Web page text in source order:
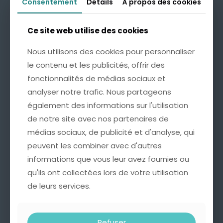
Emballage Cadeau avec
Carte Personnalisée
Cette option est idéale pour offrir un bijou
accompagné d’un mot doux, à l’occasion d’un
anniversaire, d’une fête ou de tout autre moment
important.
* Une pochette soignée, ornée d’un nœud doré
pour une présentation raffinée.
* Une carte sur laquelle nous pouvons inscrire un
mot personnalisé au verso (100 caractères max).
Informations complémentaires
Consentement Détails À propos des cookies
Ce site web utilise des cookies
Nous utilisons des cookies pour personnaliser
le contenu et les publicités, offrir des
fonctionnalités de médias sociaux et
analyser notre trafic. Nous partageons
également des informations sur l'utilisation
de notre site avec nos partenaires de
médias sociaux, de publicité et d'analyse, qui
peuvent les combiner avec d'autres
informations que vous leur avez fournies ou
qu'ils ont collectées lors de votre utilisation
de leurs services.
Consentement Détails À propos des cookies
Ce site web utilise des cookies
Nous utilisons des cookies pour personnaliser
le contenu et les publicités, offrir des
fonctionnalités de médias sociaux et
analyser notre trafic. Nous partageons
également des informations sur l'utilisation
de notre site avec nos partenaires de
médias sociaux, de publicité et d'analyse, qui
peuvent les combiner avec d'autres
informations que vous leur avez fournies ou
qu'ils ont collectées lors de votre utilisation
de leurs services.